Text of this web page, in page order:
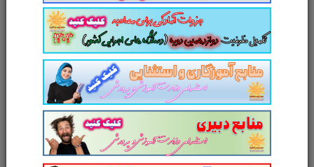
آدرس وب‌سایت
امتیاز شما به محصول